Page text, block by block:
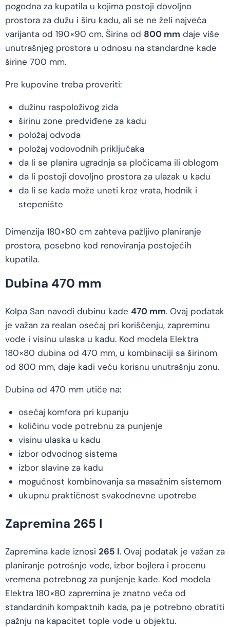
pogodna za kupatila u kojima postoji dovoljno
prostora za dužu i širu kadu, ali se ne želi najveća
varijanta od 190×90 cm. Širina od 800 mm daje više
unutrašnjeg prostora u odnosu na standardne kade
širine 700 mm.
Pre kupovine treba proveriti:
dužinu raspoloživog zida
širinu zone predviđene za kadu
položaj odvoda
položaj vodovodnih priključaka
da li se planira ugradnja sa pločicama ili oblogom
da li postoji dovoljno prostora za ulazak u kadu
da li se kada može uneti kroz vrata, hodnik i
stepenište
Dimenzija 180×80 cm zahteva pažljivo planiranje
prostora, posebno kod renoviranja postojećih
kupatila.
Dubina 470 mm
Kolpa San navodi dubinu kade 470 mm. Ovaj podatak
je važan za realan osećaj pri korišćenju, zapreminu
vode i visinu ulaska u kadu. Kod modela Elektra
180×80 dubina od 470 mm, u kombinaciji sa širinom
od 800 mm, daje kadi veću korisnu unutrašnju zonu.
Dubina od 470 mm utiče na:
osećaj komfora pri kupanju
količinu vode potrebnu za punjenje
visinu ulaska u kadu
izbor odvodnog sistema
izbor slavine za kadu
mogućnost kombinovanja sa masažnim sistemom
ukupnu praktičnost svakodnevne upotrebe
Zapremina 265 l
Zapremina kade iznosi 265 l. Ovaj podatak je važan za
planiranje potrošnje vode, izbor bojlera i procenu
vremena potrebnog za punjenje kade. Kod modela
Elektra 180×80 zapremina je znatno veća od
standardnih kompaktnih kada, pa je potrebno obratiti
pažnju na kapacitet tople vode u objektu.